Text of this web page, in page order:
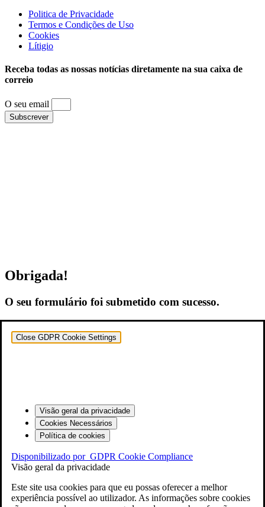
Politica de Privacidade
Termos e Condições de Uso
Cookies
Lítigio
Receba todas as nossas notícias diretamente na sua caixa de
correio
O seu email
Subscrever
Obrigada!
O seu formulário foi submetido com sucesso.
Close GDPR Cookie Settings
Visão geral da privacidade
Cookies Necessários
Política de cookies
Disponibilizado por GDPR Cookie Compliance
Visão geral da privacidade
Este site usa cookies para que eu possas oferecer a melhor
experiência possível ao utilizador. As informações sobre cookies